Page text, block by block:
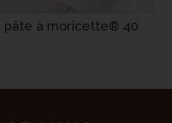
pâte à moricette® 40